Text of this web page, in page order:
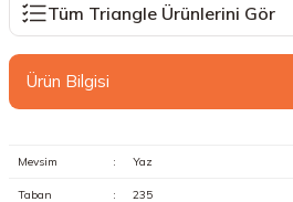
Tüm Triangle Ürünlerini Gör
Ürün Bilgisi
Mevsim : Yaz
Taban
: 235